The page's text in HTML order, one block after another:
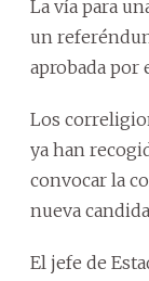
La vía para
un
aprobada por
Los
ya han
convocar la
nueva
El jefe de